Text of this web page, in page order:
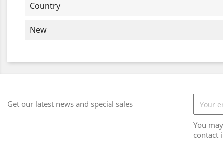
Country
New
Get our latest news and special sales
You
contact